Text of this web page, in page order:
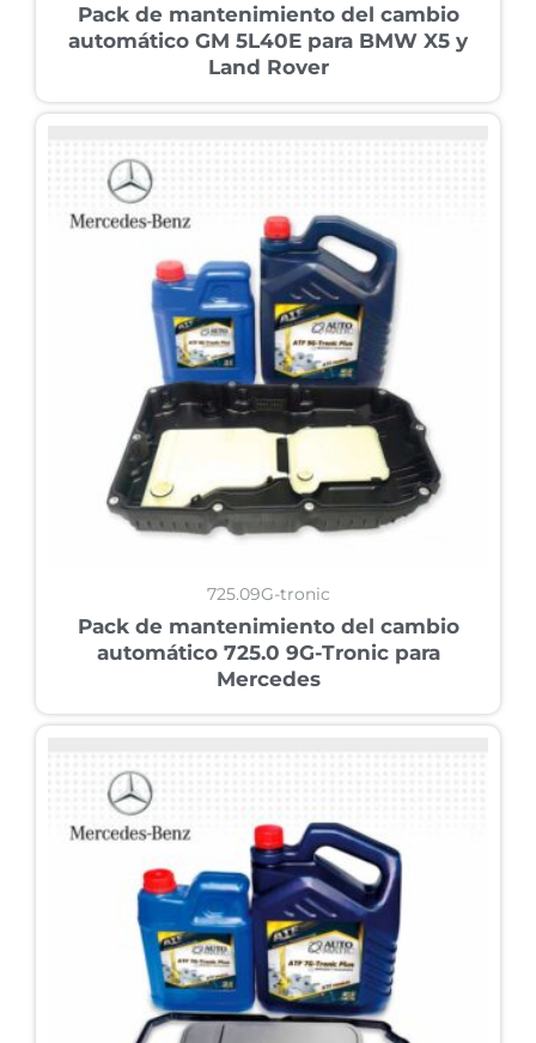
Pack de mantenimiento del cambio
automático GM 5L40E para BMW X5 y
Land Rover
725.09G-tronic
Pack de mantenimiento del cambio
automático 725.0 9G-Tronic para
Mercedes